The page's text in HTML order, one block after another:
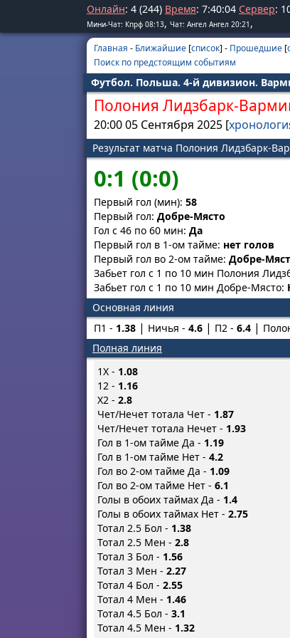
Онлайн: 4 (244) Время: 7:40:04 Сервер:
Мини-Чат: Кпрф 08:13, Чат: Ангел Ангел 20:21 ,
Главная - Ближайшие [список] - Прошедшие [
Поиск по предстоящим событиям
Футбол. Польша. 4-й дивизион.
Полония Лидзбарк-
20:00 05 Сентября 2025 [
Результат матча Полония Лидзбарк-
0:1 (0:0)
Первый гол (мин): 58
Первый гол: Добре-Място
Гол с 46 по 60 мин: Да
Первый гол в 1-ом тайме: нет голов
Первый гол во 2-ом тайме: Добре-
Забьет гол с 1 по 10 мин Полония
Забьет гол с 1 по 10 мин Добре-Място:
Основная линия
П1 - 1.38 Ничья - 4.6 П2 - 6.4
Полная линия
1X - 1.08
12 - 1.16
X2 - 2.8
Чет/Нечет тотала Чет - 1.87
Чет/Нечет тотала Нечет - 1.93
Гол в 1-ом тайме Да - 1.19
Гол в 1-ом тайме Нет - 4.2
Гол во 2-ом тайме Да - 1.09
Гол во 2-ом тайме Нет - 6.1
Голы в обоих таймах Да - 1.4
Голы в обоих таймах Нет - 2.75
Тотал 2.5 Бол - 1.38
Тотал 2.5 Мен - 2.8
Тотал 3 Бол - 1.56
Тотал 3 Мен - 2.27
Тотал 4 Бол - 2.55
Тотал 4 Мен - 1.46
Тотал 4.5 Бол - 3.1
Тотал 4.5 Мен - 1.32